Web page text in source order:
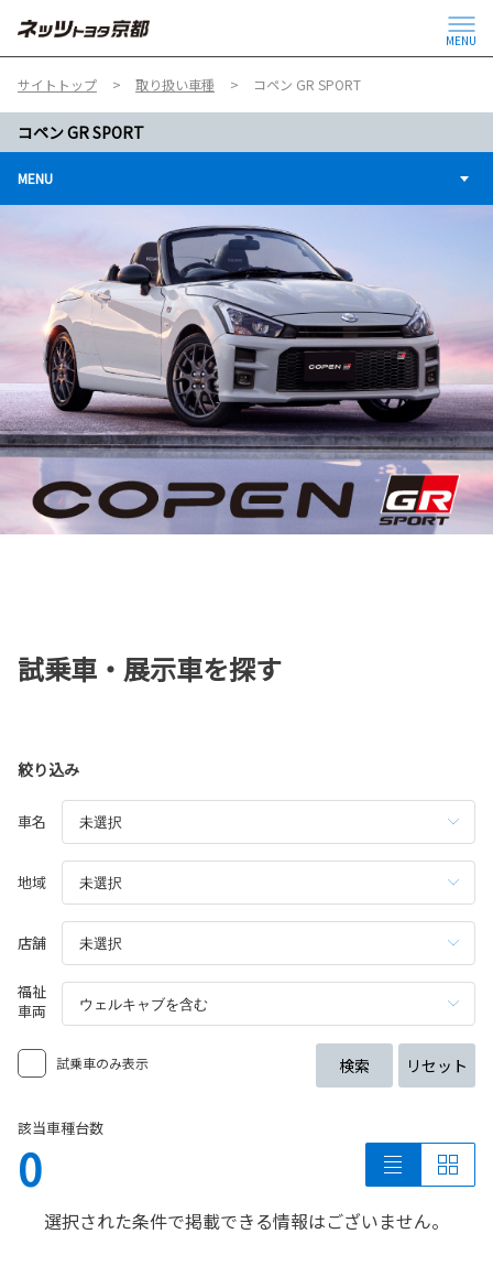
MENU
サイトトップ 取り扱い車種 コペン GR SPORT
コペン GR SPORT
MENU
試乗車・展示車を探す
絞り込み
車名
地域
店舗
福祉
車両
試乗車のみ表示 検索 リセット
該当車種台数
0
選択された条件で掲載できる情報はございません。